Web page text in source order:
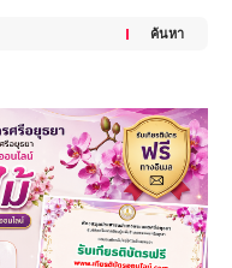
ค้นหา